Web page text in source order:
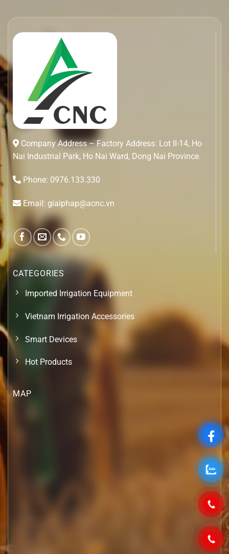
Company Address – Factory Address: Lot II-14, Ho
Nai Industrial Park, Ho Nai Ward, Dong Nai Province.
Phone: 0976.133.330
Email: giaiphap@acnc.vn
CATEGORIES
Imported Irrigation Equipment
Vietnam Irrigation Accessories
Smart Devices
Hot Products
MAP